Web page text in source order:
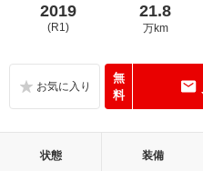
2019
(R1)
21.8
万km
無
料
状態 装備